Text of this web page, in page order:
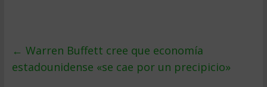
← Warren Buffett cree que economí­a
estadounidense «se cae por un precipicio»